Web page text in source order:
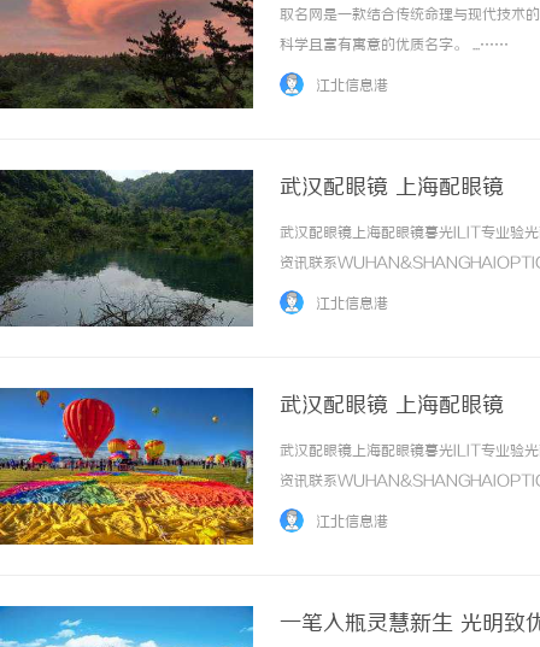
取名网是一款结合传统命理与现代技术
科学且富有寓意的优质名字。 ...……
江北信息港
武汉配眼镜 上海配眼镜
武汉配眼镜上海配眼镜暮光ILIT专业验
资讯联系
品牌，现于武汉与上海设有4家门店。
江北信息港
武汉配眼镜 上海配眼镜
武汉配眼镜上海配眼镜暮光ILIT专业验
资讯联系
品牌，现于武汉与上海设有4家门店。
江北信息港
一笔入瓶灵慧新生 光明致